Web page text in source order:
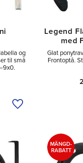
og
til små
Tilføj til ønskeliste
Legend
med
Glat
Frontoptå.
MÄNGD-
RABATT